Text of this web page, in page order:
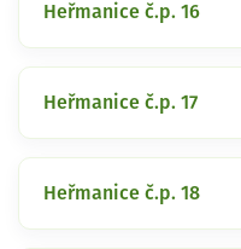
Heřmanice č.p. 16
Heřmanice č.p. 17
Heřmanice č.p. 18